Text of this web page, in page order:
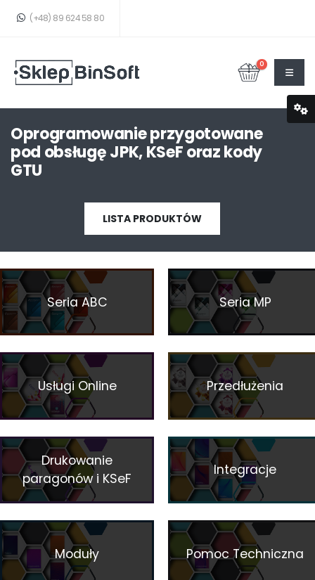
(+48) 89 624 58 80
0
TWÓJ KOSZYK JEST PUSTY!
Oprogramowanie przygotowane
pod obsługę JPK, KSeF oraz kody
GTU
LISTA PRODUKTÓW
Seria ABC Seria MP
Usługi Online Przedłużenia
Drukowanie
paragonów i KSeF
Integracje
Moduły Pomoc Techniczna